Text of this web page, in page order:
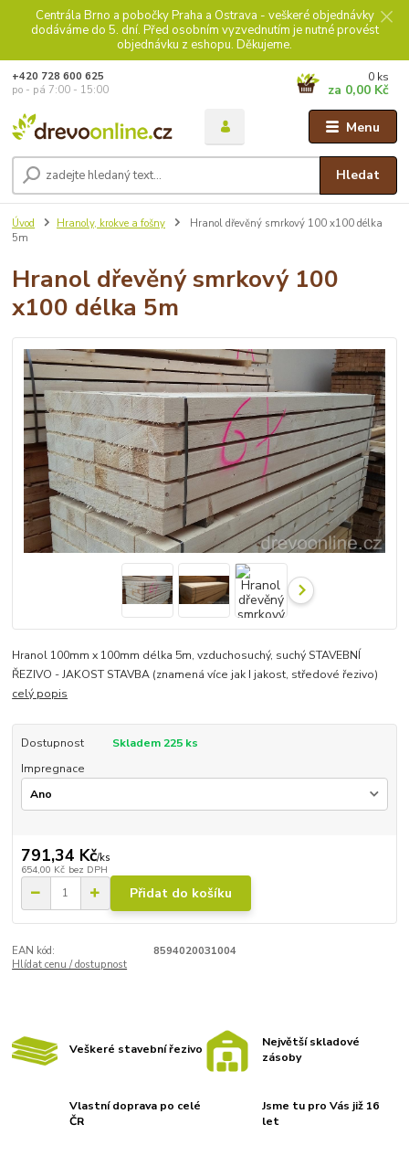
Centrála Brno a pobočky Praha a Ostrava - veškeré objednávky
dodáváme do 5. dní. Před osobním vyzvednutím je nutné provést
objednávku z eshopu. Děkujeme.
Menu
Hledat
+420 728 600 625
po - pá 7:00 - 15:00
0 ks
za 0,00 Kč
Úvod Hranoly, krokve a fošny
Hranol dřevěný smrkový 100 x100 délka
5m
Hranol dřevěný smrkový 100
x100 délka 5m
Hranol 100mm x 100mm délka 5m, vzduchosuchý, suchý STAVEBNÍ
ŘEZIVO - JAKOST STAVBA (znamená více jak I jakost, středové řezivo)
celý popis
Dostupnost
Skladem 225 ks
Impregnace
791,34 Kč/ks
654,00 Kč bez DPH
Přidat do košíku
EAN kód:
8594020031004
Hlídat cenu / dostupnost
Veškeré stavební řezivo
Největší skladové
zásoby
Vlastní doprava po celé
ČR
Jsme tu pro Vás již 16
let